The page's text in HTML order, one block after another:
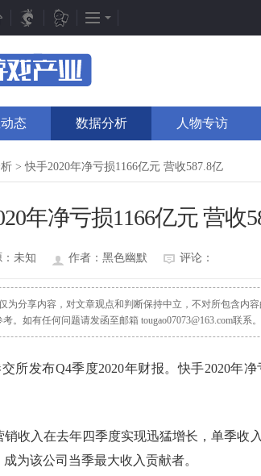
产业动态
行业动态
07073视点
数据分析
厂商频道
新闻周刊
新游竞速
发号排行
游戏专题
态 数据分析 人物专访
> 快手2020年净亏损1166亿元 营收587.8亿
年净亏损1166亿元 营收
未知 作者：黑色幽默 评论：
为分享内容，对文章观点和判断保持中立，不对所包含内
。如有任何问题请发函至邮箱 tougao07073@163.com联系。
发布Q4季度2020年财报。快手2020年净
入在去年四季度实现迅猛增长，单季收入
为该公司当季最大收入贡献者。